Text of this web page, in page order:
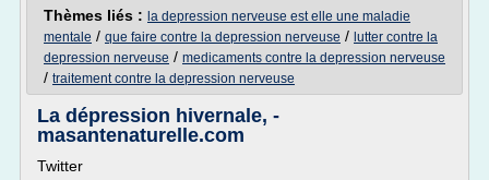
Thèmes liés : la depression nerveuse est elle une maladie
mentale / que faire contre la depression nerveuse / lutter contre la
depression nerveuse / medicaments contre la depression nerveuse
/ traitement contre la depression nerveuse
La dépression hivernale, -
masantenaturelle.com
Twitter